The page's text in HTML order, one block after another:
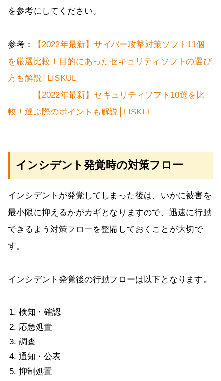
を参考にしてください。
参考：
【2022年最新】サイバー攻撃対策ソフト11個
を厳選比較！目的にあったセキュリティソフトの選び
方も解説│LISKUL
【2022年最新】セキュリティソフト10選を比
較！選ぶ際のポイントも解説│LISKUL
インシデント発覚時の対策フロー
インシデントが発覚してしまった後は、いかに被害を
最小限に抑えるかがカギとなりますので、迅速に行動
できるよう対策フローを整備しておくことが大切で
す。
インシデント発覚後の行動フローは以下となります。
検知・確認
応急処置
調査
通知・公表
抑制処置